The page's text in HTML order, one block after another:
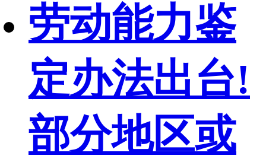
劳动能力鉴
定办法出台!
部分地区或